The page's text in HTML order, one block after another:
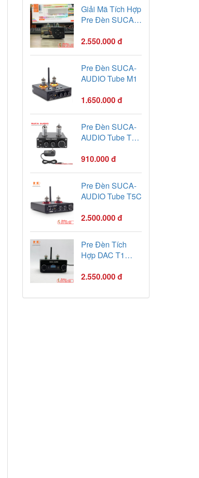
Giải Mã Tích Hợp
Pre Đèn SUCA-
2.550.000 đ
Pre Đèn SUCA-
AUDIO Tube M1
1.650.000 đ
Pre Đèn SUCA-
AUDIO Tube T1-
910.000 đ
Pre Đèn SUCA-
AUDIO Tube T5C
2.500.000 đ
Pre Đèn Tích
Hợp DAC T1
2.550.000 đ